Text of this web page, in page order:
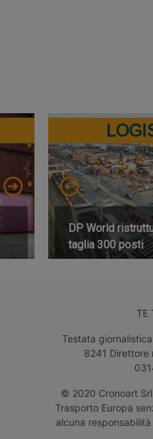
DP World
taglia 300 posti
TE
Testata
8241 Direttore
© 2020 Cronoart
Trasporto Europa
alcuna